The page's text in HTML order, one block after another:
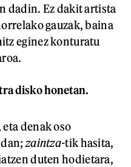
dadin. Ez dakit artista
gauzak, baina
eginez konturatu
disko honetan.
denak oso
zaintza-tik hasita,
duten hodietara,